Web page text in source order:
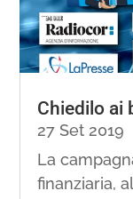
Chiedilo ai
27 Set 2019
La
finanziaria,